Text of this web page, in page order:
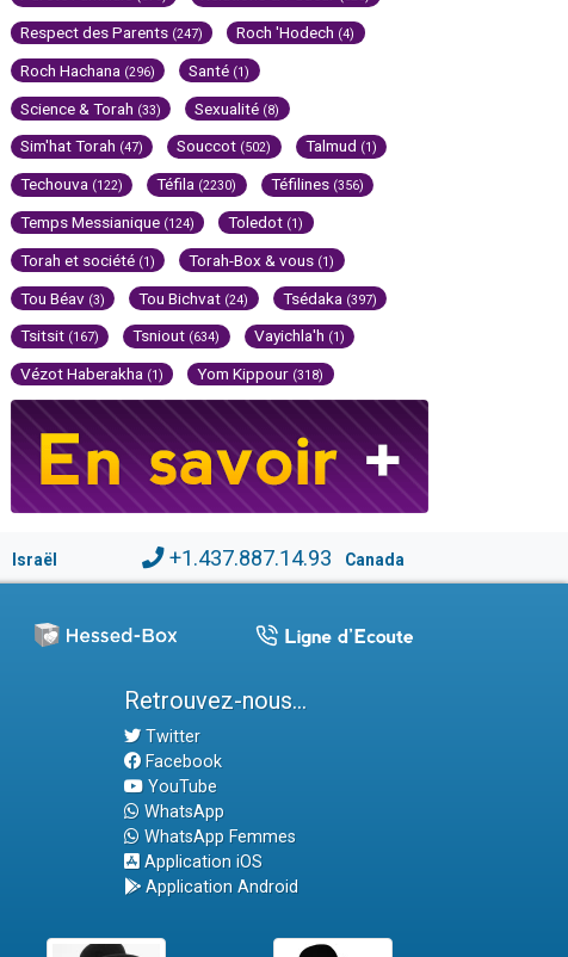
Respect des Parents (247) Roch 'Hodech (4)
Roch Hachana (296) Santé (1)
Science & Torah (33) Sexualité (8)
Sim'hat Torah (47) Souccot (502) Talmud (1)
Techouva (122) Téfila (2230) Téfilines (356)
Temps Messianique (124) Toledot (1)
Torah et société (1) Torah-Box & vous (1)
Tou Béav (3) Tou Bichvat (24) Tsédaka (397)
Tsitsit (167) Tsniout (634) Vayichla'h (1)
Vézot Haberakha (1) Yom Kippour (318)
Israël +1.437.887.14.93 Canada
Retrouvez-nous...
Twitter
Facebook
YouTube
WhatsApp
WhatsApp Femmes
Application iOS
Application Android